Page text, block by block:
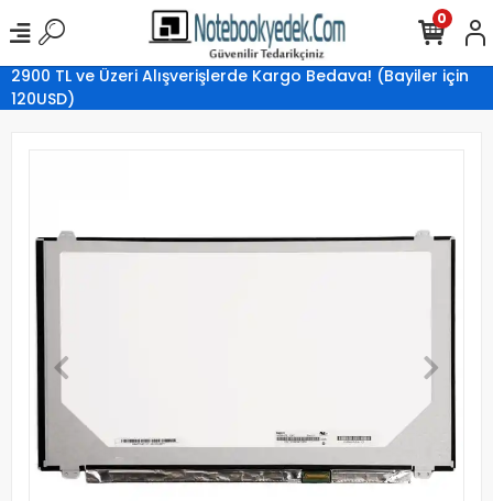
2900 TL ve Üzeri Alışverişlerde Kargo Bedava! (Bayiler için
120USD)
0